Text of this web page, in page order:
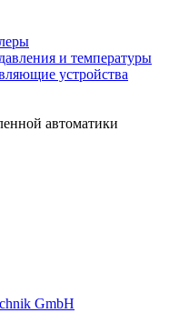
и температуры
устройства
автоматики
GmbH